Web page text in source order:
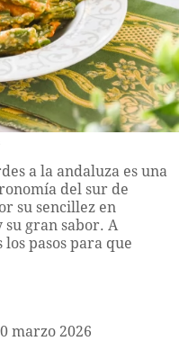
a la andaluza es una
del sur de
su sencillez en
gran sabor. A
pasos para que
marzo 2026